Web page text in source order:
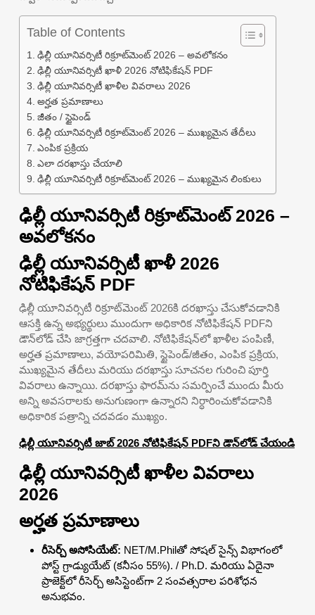
Table of Contents
ఢిల్లీ యూనివర్సిటీ రిక్రూట్‌మెంట్ 2026 – అవలోకనం
ఢిల్లీ యూనివర్సిటీ ఖాళీ 2026 నోటిఫికేషన్ PDF
ఢిల్లీ యూనివర్సిటీ ఖాళీల వివరాలు 2026
అర్హత ప్రమాణాలు
జీతం / స్టైపెండ్
ఢిల్లీ యూనివర్సిటీ రిక్రూట్‌మెంట్ 2026 – ముఖ్యమైన తేదీలు
ఎంపిక ప్రక్రియ
ఎలా దరఖాస్తు చేయాలి
ఢిల్లీ యూనివర్సిటీ రిక్రూట్‌మెంట్ 2026 – ముఖ్యమైన లింకులు
ఢిల్లీ యూనివర్సిటీ రిక్రూట్‌మెంట్ 2026 –
అవలోకనం
ఢిల్లీ యూనివర్సిటీ ఖాళీ 2026
నోటిఫికేషన్ PDF
ఢిల్లీ యూనివర్సిటీ రిక్రూట్‌మెంట్ 2026కి దరఖాస్తు చేసుకోవడానికి
ఆసక్తి ఉన్న అభ్యర్థులు ముందుగా అధికారిక నోటిఫికేషన్ PDFని
డౌన్‌లోడ్ చేసి జాగ్రత్తగా చదవాలి. నోటిఫికేషన్‌లో ఖాళీల పంపిణీ,
అర్హత ప్రమాణాలు, వయోపరిమితి, స్టైపెండ్/జీతం, ఎంపిక ప్రక్రియ,
ముఖ్యమైన తేదీలు మరియు దరఖాస్తు సూచనల గురించి పూర్తి
వివరాలు ఉన్నాయి. దరఖాస్తు ఫారమ్‌ను సమర్పించే ముందు మీరు
అన్ని అవసరాలకు అనుగుణంగా ఉన్నారని నిర్ధారించుకోవడానికి
అధికారిక పత్రాన్ని చదవడం ముఖ్యం.
ఢిల్లీ యూనివర్సిటీ జాబ్ 2026 నోటిఫికేషన్ PDFని డౌన్‌లోడ్ చేయండి
ఢిల్లీ యూనివర్సిటీ ఖాళీల వివరాలు
2026
అర్హత ప్రమాణాలు
రీసెర్చ్ అసోసియేట్: NET/M.Philతో సోషల్ సైన్స్ విభాగంలో
పోస్ట్ గ్రాడ్యుయేట్ (కనీసం 55%). / Ph.D. మరియు ఏదైనా
ప్రాజెక్ట్‌లో రీసెర్చ్ అసిస్టెంట్‌గా 2 సంవత్సరాల పరిశోధన
అనుభవం.